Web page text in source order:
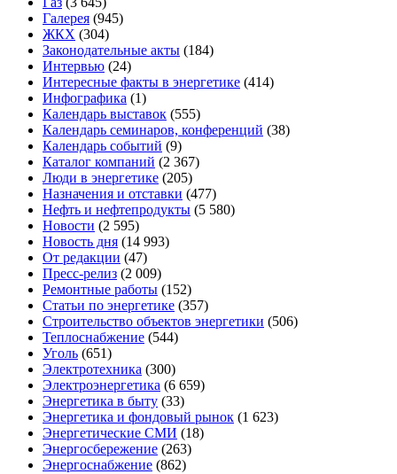
Галерея (945)
ЖКХ (304)
Законодательные акты (184)
Интервью (24)
Интересные факты в энергетике (414)
Инфографика (1)
Календарь выставок (555)
Календарь семинаров, конференций (38)
Календарь событий (9)
Каталог компаний (2 367)
Люди в энергетике (205)
Назначения и отставки (477)
Нефть и нефтепродукты (5 580)
Новости (2 595)
Новость дня (14 993)
От редакции (47)
Пресс-релиз (2 009)
Ремонтные работы (152)
Статьи по энергетике (357)
Строительство объектов энергетики (506)
Теплоснабжение (544)
Уголь (651)
Электротехника (300)
Электроэнергетика (6 659)
Энергетика в быту (33)
Энергетика и фондовый рынок (1 623)
Энергетические СМИ (18)
Энергосбережение (263)
Энергоснабжение (862)